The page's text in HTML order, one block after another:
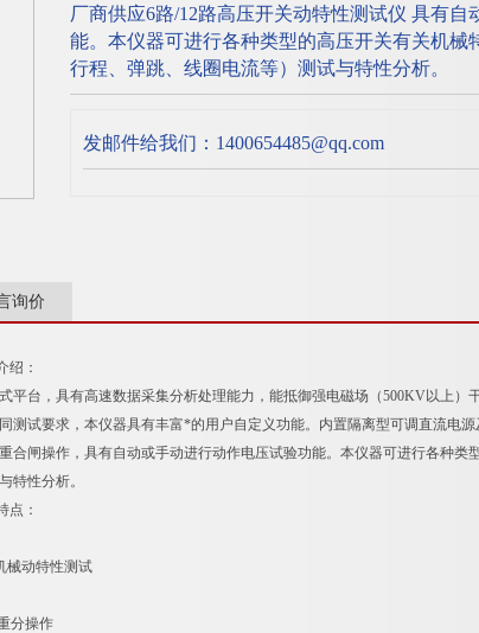
厂商供应6路/12路高压开关动特性测试仪 具有自
能。本仪器可进行各种类型的高压开关有关机械
行程、弹跳、线圈电流等）测试与特性分析。
发邮件给我们：1400654485@qq.com
询价
绍：
平台，具有高速数据采集分析处理能力，能抵御强电磁场（500KV以上）
测试要求，本仪器具有丰富*的用户自定义功能。内置隔离型可调直流电
合闸操作，具有自动或手动进行动作电压试验功能。本仪器可进行各种类
特性分析。
点：
械动特性测试
分操作